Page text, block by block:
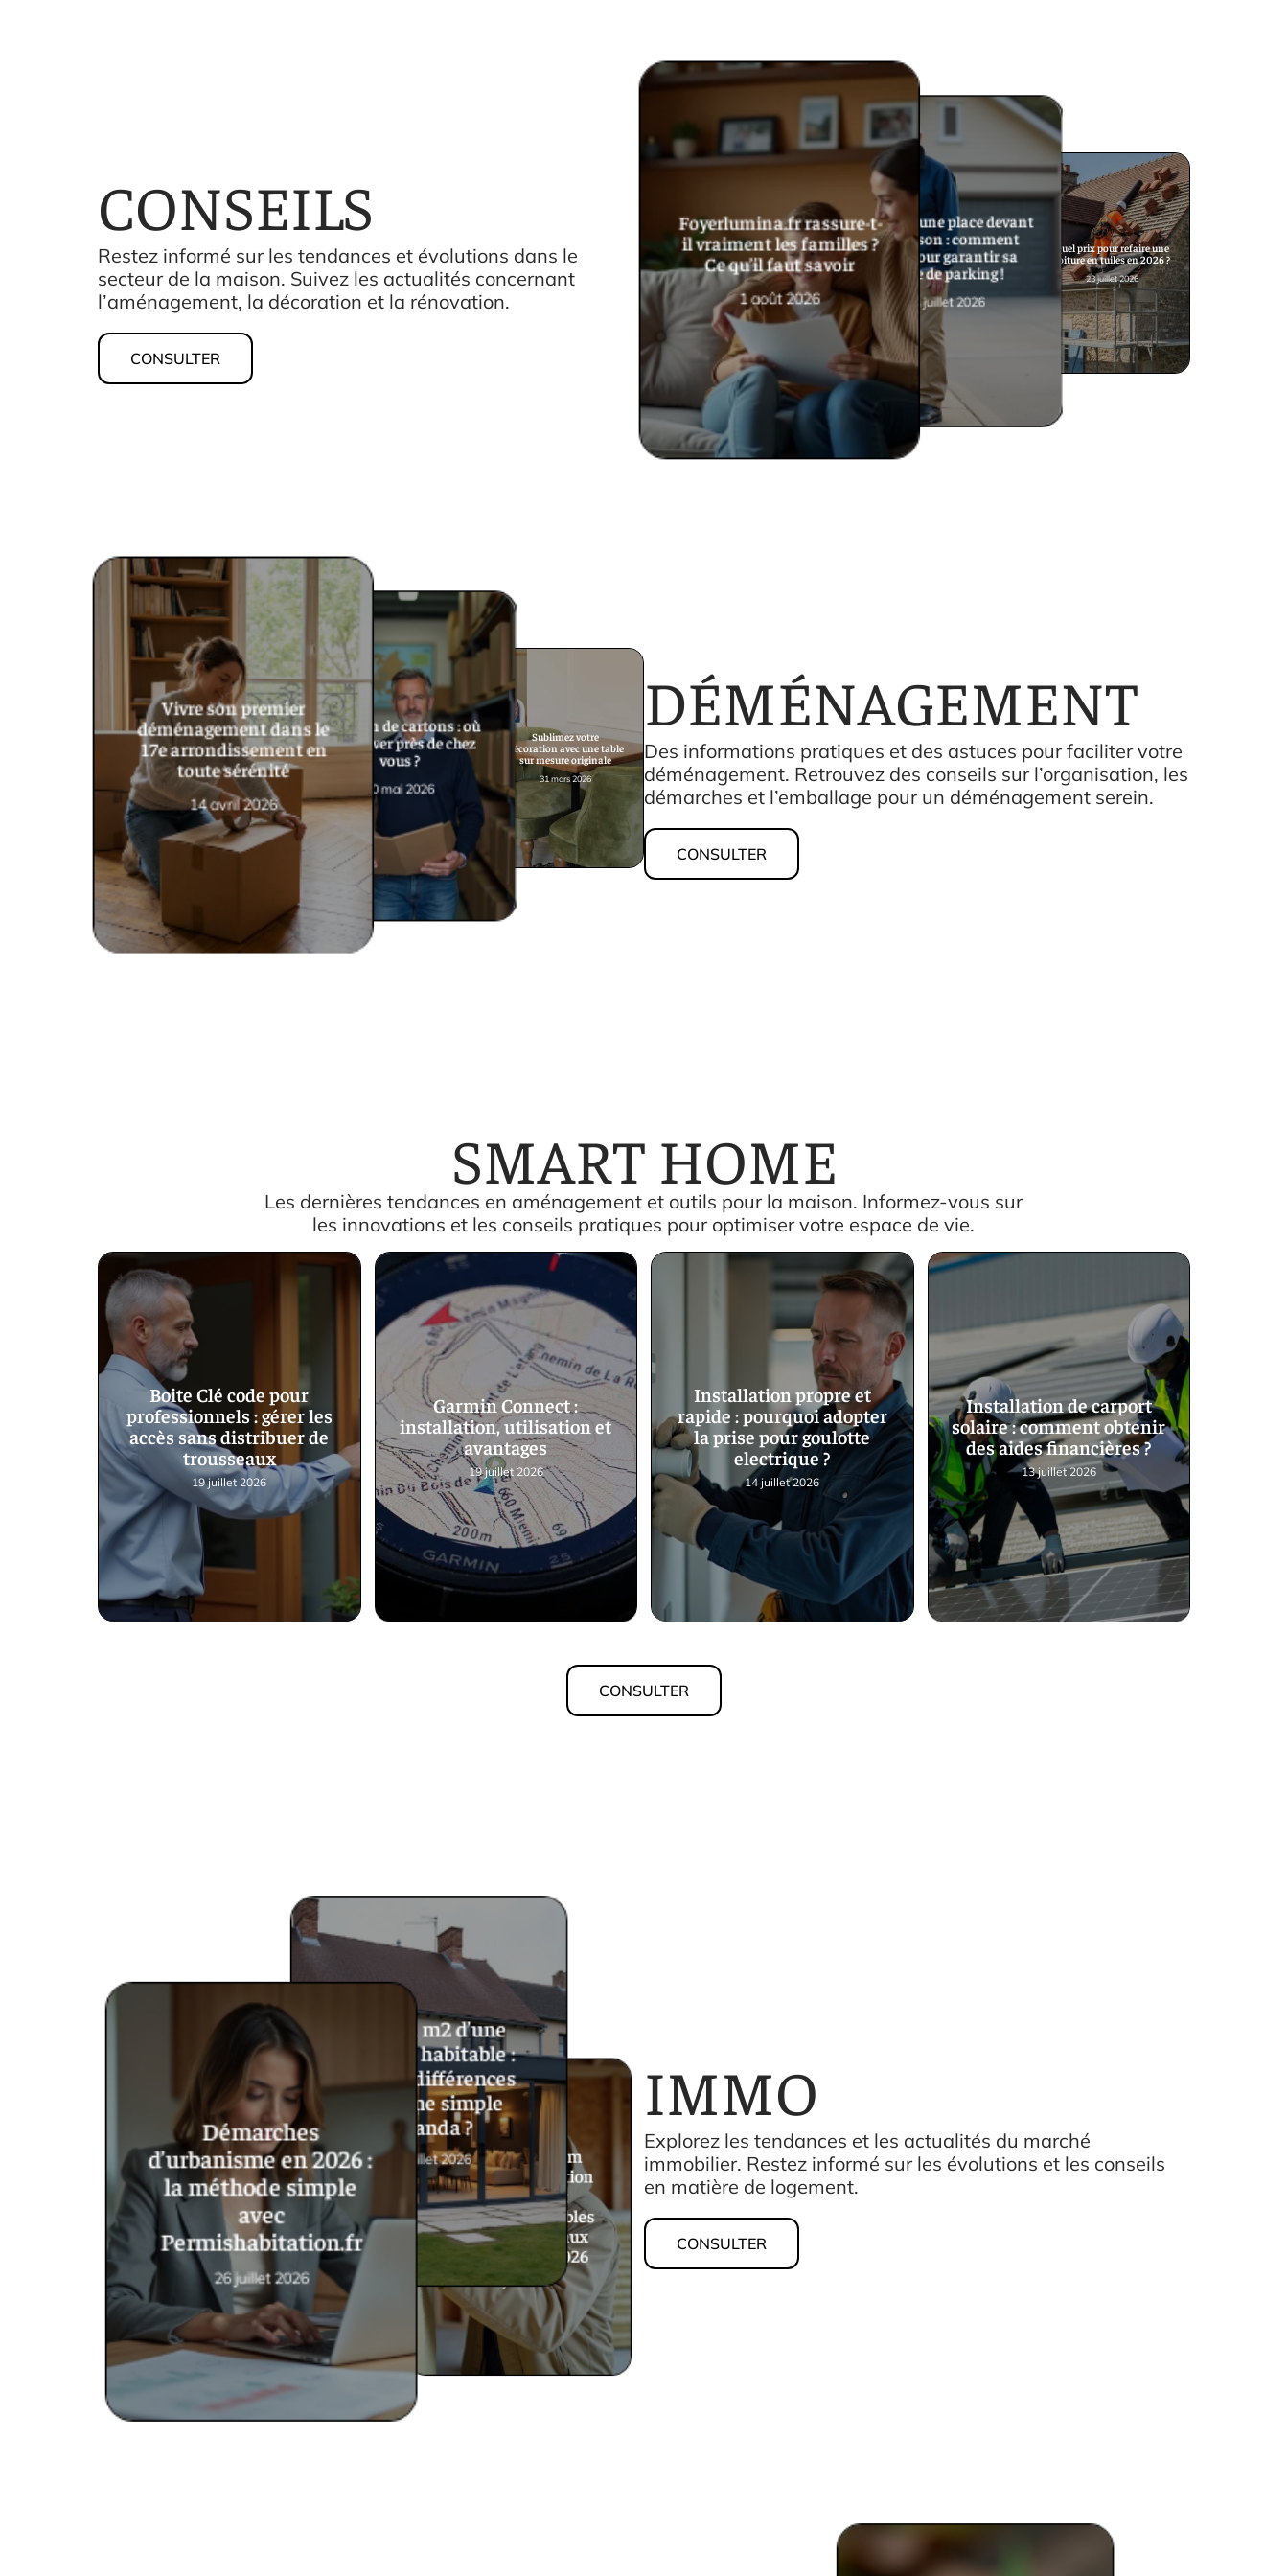
CONSEILS
Restez informé sur les tendances et évolutions dans le
secteur de la maison. Suivez les actualités concernant
l’aménagement, la décoration et la rénovation.
CONSULTER
Foyerlumina.fr rassure-t-
il vraiment les familles ?
Ce qu’il faut savoir
1 août 2026
Réserver une place devant
sa maison : comment
faire pour garantir sa
place de parking !
24 juillet 2026
Quel prix pour refaire une
toiture en tuiles en 2026 ?
23 juillet 2026
Vivre son premier
déménagement dans le
17e arrondissement en
toute sérénité
14 avril 2026
Magasin de cartons : où
en trouver près de chez
vous ?
10 mai 2026
Sublimez votre
décoration avec une table
sur mesure originale
31 mars 2026
DÉMÉNAGEMENT
Des informations pratiques et des astuces pour faciliter votre
déménagement. Retrouvez des conseils sur l’organisation, les
démarches et l’emballage pour un déménagement serein.
CONSULTER
SMART HOME
Les dernières tendances en aménagement et outils pour la maison. Informez-vous sur
les innovations et les conseils pratiques pour optimiser votre espace de vie.
Boite Clé code pour
professionnels : gérer les
accès sans distribuer de
trousseaux
19 juillet 2026
Garmin Connect :
installation, utilisation et
avantages
19 juillet 2026
Installation propre et
rapide : pourquoi adopter
la prise pour goulotte
electrique ?
14 juillet 2026
Installation de carport
solaire : comment obtenir
des aides financières ?
13 juillet 2026
CONSULTER
Démarches
d’urbanisme en 2026 :
la méthode simple
avec
Permishabitation.fr
26 juillet 2026
Prix du m2 d’une
véranda habitable :
quelles différences
avec une simple
véranda ?
12 juillet 2026Homatherm.com
solutions d’isolation
thermique et
acoustique durables
pour répondre aux
exigences RE 2026
18 juin 2026
IMMO
Explorez les tendances et les actualités du marché
immobilier. Restez informé sur les évolutions et les conseils
en matière de logement.
CONSULTER